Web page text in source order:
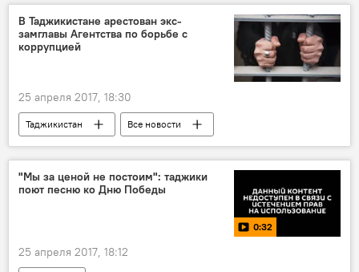
Таджикистан: свежие новости спорта
Таджикистан
В Таджикистане арестован экс-
замглавы Агентства по борьбе с
коррупцией
25 апреля 2017, 18:30
Таджикистан
Все новости
Агентство по борьбе с коррупцией Таджикистана
арест
"Мы за ценой не постоим": таджики
поют песню ко Дню Победы
0:32
25 апреля 2017, 18:12